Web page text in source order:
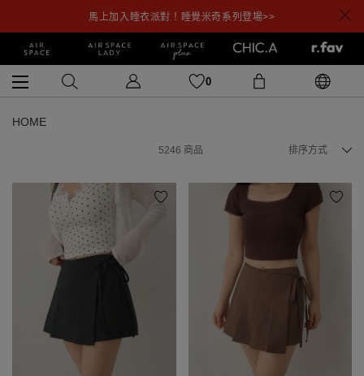
馬上加入睡衣派對！睡覺米奇系列登場>>
0
HOME
5246 商品 排序方式